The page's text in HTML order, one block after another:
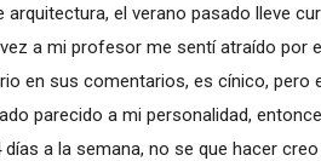
arquitectura, el verano pasado lleve
a mi profesor me sentí atraído por
en sus comentarios, es cínico,
parecido a mi personalidad,
a la semana, no se que hacer